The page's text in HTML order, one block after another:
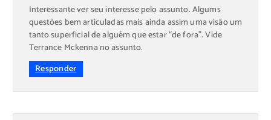
Interessante ver seu interesse pelo assunto. Algums
questões bem articuladas mais ainda assim uma visão um
tanto superficial de alguém que estar “de fora”. Vide
Terrance Mckenna no assunto.
Responder